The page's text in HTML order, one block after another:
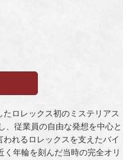
ロレックス初のミステリアス
、従業員の自由な発想を中心と
れるロレックスを支えたバイ
年輪を刻んだ当時の完全オリ